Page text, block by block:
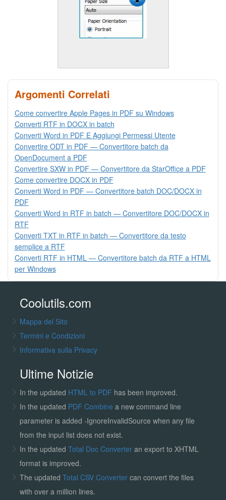
Argomenti Correlati
Come convertire Apple Pages in PDF su Windows
Converti RTF in DOCX in batch
Converti Word in PDF E Aggiungi Permessi Utente
Convertire ODT in PDF — Convertitore batch da
OpenDocument a PDF
Convertire SXW in PDF — Convertitore da StarOffice a PDF
Come convertire DOCX in PDF
Converti Word in PDF — Convertitore batch DOC/DOCX in
PDF
Converti Word in RTF in batch — Convertitore DOC/DOCX in
RTF
Converti TXT in RTF in batch — Convertitore da testo
semplice a RTF
Converti RTF in HTML — Convertitore batch da RTF a HTML
per Windows
Coolutils.com
Mappa del Sito
Termini e Condizioni
Informativa sulla Privacy
Ultime Notizie
In the updated HTML to PDF has been improved.
In the updated PDF Combine a new command line
parameter is added -IgnoreInvalidSource when any file
from the input list does not exist.
In the updated Total Doc Converter an export to XHTML
format is improved.
The updated Total CSV Convertercan convert the files
with over a million lines.